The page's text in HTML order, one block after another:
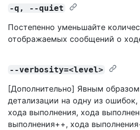
-q, --quiet
Постепенно уменьшайте
отображаемых сообщений о
--verbosity=<level>
[Дополнительно] Явным образом
детализации на одну из
хода выполнения, хода
выполнения++, хода